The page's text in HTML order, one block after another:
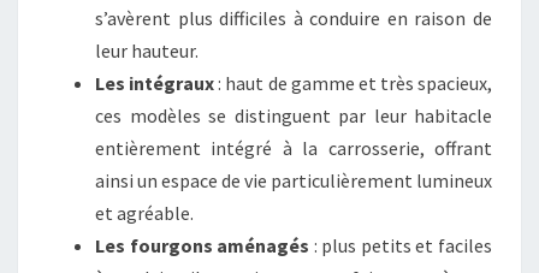
s’avèrent plus difficiles à conduire en raison de
leur hauteur.
Les intégraux: haut de gamme et très spacieux,
ces modèles se distinguent par leur habitacle
entièrement intégré à la carrosserie, offrant
ainsi un espace de vie particulièrement lumineux
et agréable.
Les fourgons aménagés : plus petits et faciles